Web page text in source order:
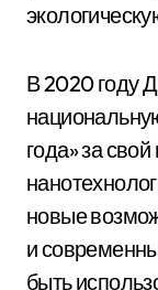
В 2020 году
года» за
новые
и
быть